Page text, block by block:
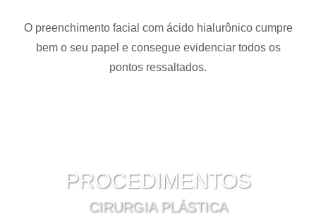
O preenchimento facial com ácido hialurônico cumpre
bem o seu papel e consegue evidenciar todos os
pontos ressaltados.
PROCEDIMENTOS
CIRURGIA PLÁSTICA